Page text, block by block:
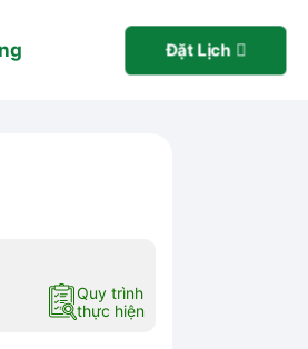
Đặt Lịch
Quy trình
thực hiện